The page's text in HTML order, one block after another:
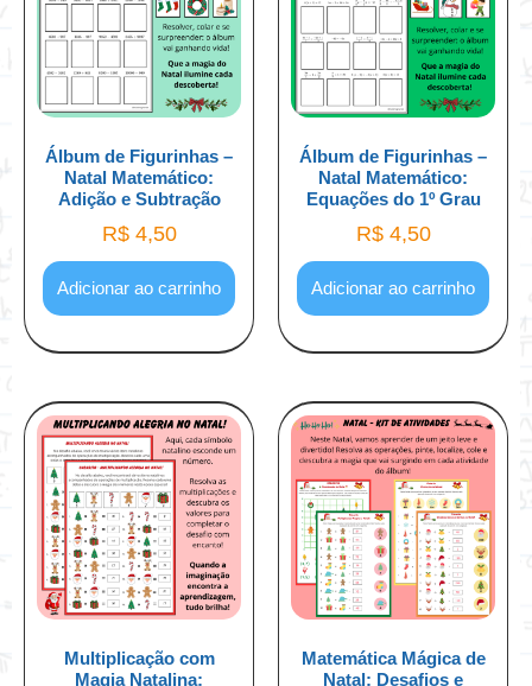
Álbum de Figurinhas –
Natal Matemático:
Adição e Subtração
R$4,50
Adicionar ao carrinho
Álbum de Figurinhas –
Natal Matemático:
Equações do 1º Grau
R$4,50
Adicionar ao carrinho
Multiplicação com
Magia Natalina:
Matemática Mágica de
Natal: Desafios e